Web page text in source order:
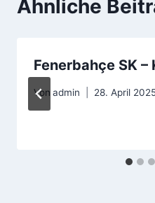
Ähnliche
Fenerbahçe SK
Von admin 28. April